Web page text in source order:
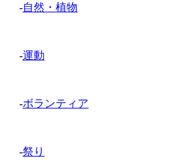
-自然・植物
-運動
-ボランティア
-祭り